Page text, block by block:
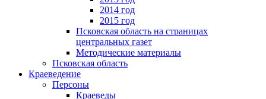
2014 год
2015 год
Псковская область на страницах
центральных газет
Методические материалы
Псковская область
Краеведение
Персоны
Краеведы